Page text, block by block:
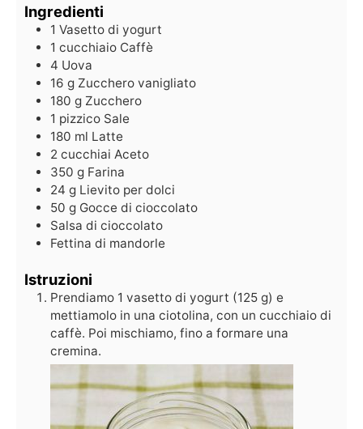
Ingredienti
1 Vasetto di yogurt
1 cucchiaio Caffè
4 Uova
16 g Zucchero vanigliato
180 g Zucchero
1 pizzico Sale
180 ml Latte
2 cucchiai Aceto
350 g Farina
24 g Lievito per dolci
50 g Gocce di cioccolato
Salsa di cioccolato
Fettina di mandorle
Istruzioni
Prendiamo 1 vasetto di yogurt (125 g) e
mettiamolo in una ciotolina, con un cucchiaio di
caffè. Poi mischiamo, fino a formare una
cremina.